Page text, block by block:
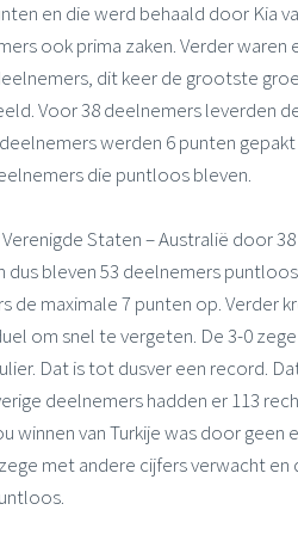
en die werd behaald door Kia
ook prima zaken. Verder waren
dit keer de grootste
Voor 38 deelnemers leverden
werden 6 punten gepakt
die puntloos bleven.
Staten – Australië door
bleven 53 deelnemers
maximale 7 punten op. Verder
om snel te vergeten. De 3-0
Dat is tot dusver een record.
deelnemers hadden er 113
winnen van Turkije was door geen
met andere cijfers verwacht en